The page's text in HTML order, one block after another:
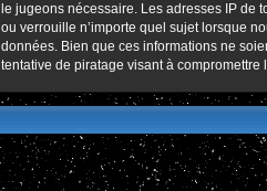
le jugeons nécessaire. Les adresses IP de
ou verrouille n’importe quel sujet lorsque
données. Bien que ces informations ne
tentative de piratage visant à compromettre